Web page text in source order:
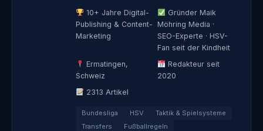
10+ Jahre Digital-
Publishing & Content-
Marketing
Gründer Maik
Möhring Media ·
SEO-Experte · HSV-
Fan seit der Kindheit
Ermatingen,
Schweiz
Redakteur seit
2020
2313 Artikel
Bundesliga HSV
Taktik & Spielsysteme
Transfers
Fußballregeln